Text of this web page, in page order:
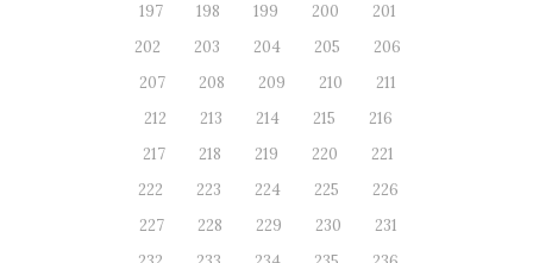
197
198 199 200
201
202
203 204 205
206
207
208 209 210
211
212
213 214 215
216
217
218 219 220
221
222
223 224 225
226
227
228 229 230
231